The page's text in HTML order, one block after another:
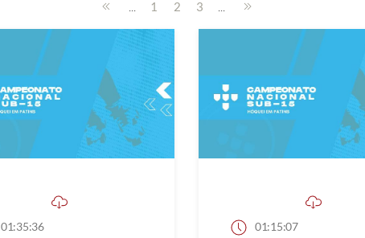
... 1 2 3 ...
01:35:36 01:15:07